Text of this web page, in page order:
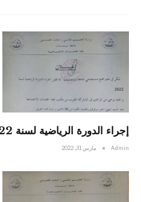
إجراء الدورة الرياضية لسنة 2022
Admin مارس 31, 2022